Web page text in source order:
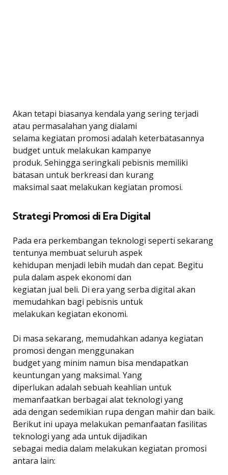
Akan tetapi biasanya kendala yang sering terjadi
atau permasalahan yang dialami
selama kegiatan promosi adalah keterbatasannya
budget untuk melakukan kampanye
produk. Sehingga seringkali pebisnis memiliki
batasan untuk berkreasi dan kurang
maksimal saat melakukan kegiatan promosi.
Strategi Promosi di Era Digital
Pada era perkembangan teknologi seperti sekarang
tentunya membuat seluruh aspek
kehidupan menjadi lebih mudah dan cepat. Begitu
pula dalam aspek ekonomi dan
kegiatan jual beli. Di era yang serba digital akan
memudahkan bagi pebisnis untuk
melakukan kegiatan ekonomi.
Di masa sekarang, memudahkan adanya kegiatan
promosi dengan menggunakan
budget yang minim namun bisa mendapatkan
keuntungan yang maksimal. Yang
diperlukan adalah sebuah keahlian untuk
memanfaatkan berbagai alat teknologi yang
ada dengan sedemikian rupa dengan mahir dan baik.
Berikut ini upaya melakukan pemanfaatan fasilitas
teknologi yang ada untuk dijadikan
sebagai media dalam melakukan kegiatan promosi
antara lain: